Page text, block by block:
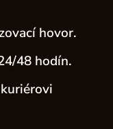
hovor.
48 hodín.